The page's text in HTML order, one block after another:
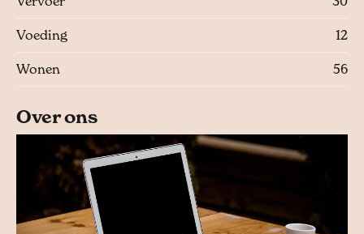
Voeding 12
Wonen 56
Over ons